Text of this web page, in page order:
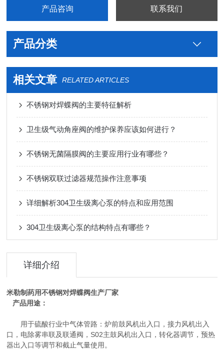
产品咨询 联系我们
产品分类
相关文章 RELATED ARTICLES
不锈钢对焊蝶阀的主要特征解析
卫生级气动角座阀的维护保养应该如何进行？
不锈钢无菌隔膜阀的主要应用行业有哪些？
不锈钢双联过滤器规范操作注意事项
详细解析304卫生级离心泵的特点和应用范围
304卫生级离心泵的结构特点有哪些？
详细介绍
米勒制药用不锈钢对焊蝶阀生产厂家
产品用途：
用于硫酸行业中气体管路：炉前鼓风机出入口，接力风机出入
口，电除雾串联及联通阀，S02主鼓风机出入口，转化器调节，预热
器出入口等调节和截止气量使用。